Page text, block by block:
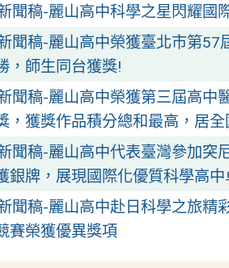
聞稿-麗山高中科學之星閃耀國
聞稿-麗山高中榮獲臺北市第57
，師生同台獲獎!
聞稿-麗山高中榮獲第三屆高中
，獲獎作品積分總和最高，居全
聞稿-麗山高中代表臺灣參加突
銀牌，展現國際化優質科學高
聞稿-麗山高中赴日科學之旅精
賽榮獲優異獎項